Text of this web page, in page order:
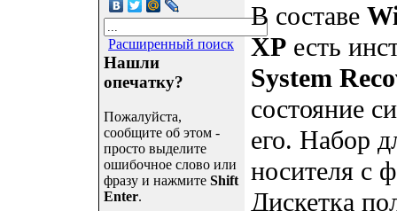
Расширенный поиск
Нашли
опечатку?
Пожалуйста,
сообщите об этом -
просто выделите
ошибочное слово или
фразу и нажмите Shift
Enter.
В составе
XP есть
System
состояние
его. Набор
носителя с
Дискетка